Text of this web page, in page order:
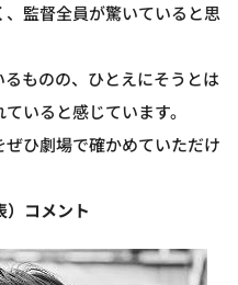
監督全員が驚いていると思
ものの、ひとえにそうとは
いると感じています。
ひ劇場で確かめていただけ
）コメント